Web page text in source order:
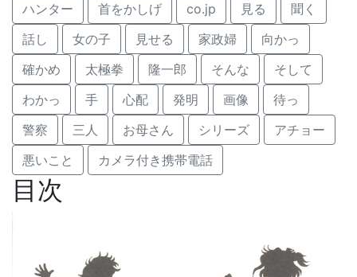
ハンター
首をかしげ co.jp 見る
聞く
話し
女の子 見せる 家政婦
向かっ
確かめ
太極拳 隆一郎 そんな
そして
わかっ
手 心配 発明 画像
待っ
警察
三人 お母さん シリーズ
アチョー
悪いこと
カメラ付き携帯電話
目次